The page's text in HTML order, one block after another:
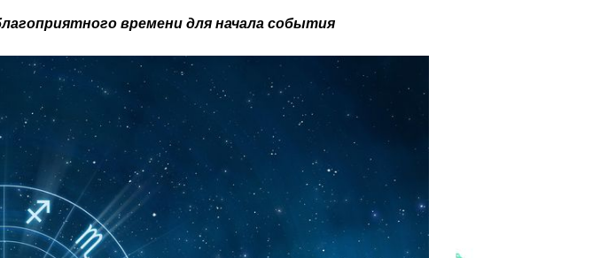
времени для начала события